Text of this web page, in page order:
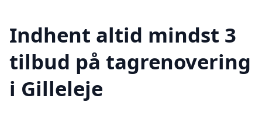
Indhent altid mindst 3
tilbud på tagrenovering
i Gilleleje